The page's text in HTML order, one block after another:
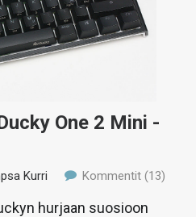
One 2 Mini -
Kurri Kommentit (13)
hurjaan suosioon